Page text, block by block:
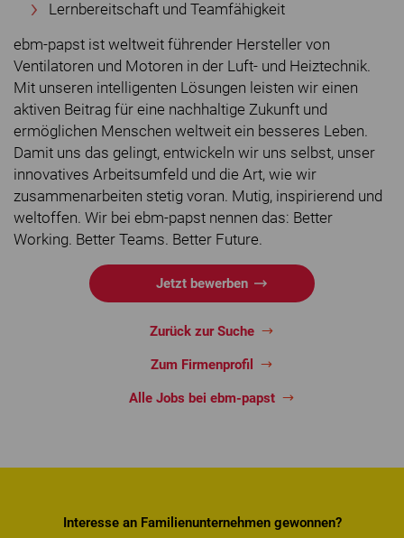
Lernbereitschaft und Teamfähigkeit
ebm-papst ist weltweit führender Hersteller von
Ventilatoren und Motoren in der Luft- und Heiztechnik.
Mit unseren intelligenten Lösungen leisten wir einen
aktiven Beitrag für eine nachhaltige Zukunft und
ermöglichen Menschen weltweit ein besseres Leben.
Damit uns das gelingt, entwickeln wir uns selbst, unser
innovatives Arbeitsumfeld und die Art, wie wir
zusammenarbeiten stetig voran. Mutig, inspirierend und
weltoffen. Wir bei ebm-papst nennen das: Better
Working. Better Teams. Better Future.
Jetzt bewerben
Zurück zur Suche
Zum Firmenprofil
Alle Jobs bei ebm-papst
Interesse an Familienunternehmen gewonnen?